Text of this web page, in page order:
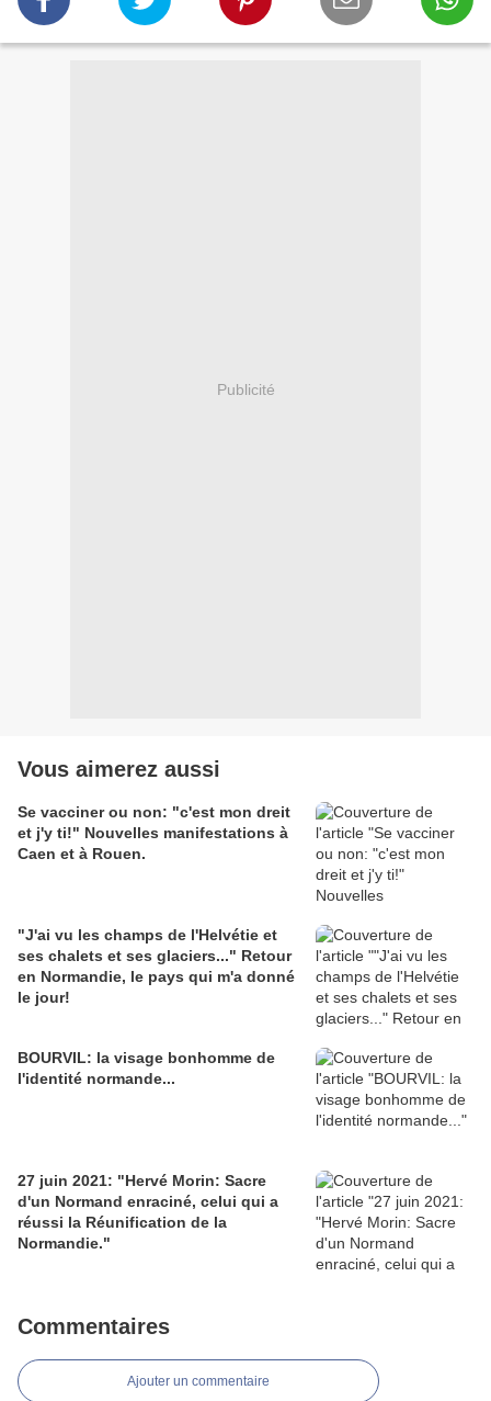
Publicité
Vous aimerez aussi
Se vacciner ou non: "c'est mon dreit
et j'y ti!" Nouvelles manifestations à
Caen et à Rouen.
"J'ai vu les champs de l'Helvétie et
ses chalets et ses glaciers..." Retour
en Normandie, le pays qui m'a donné
le jour!
BOURVIL: la visage bonhomme de
l'identité normande...
27 juin 2021: "Hervé Morin: Sacre
d'un Normand enraciné, celui qui a
réussi la Réunification de la
Normandie."
Commentaires
Ajouter un commentaire